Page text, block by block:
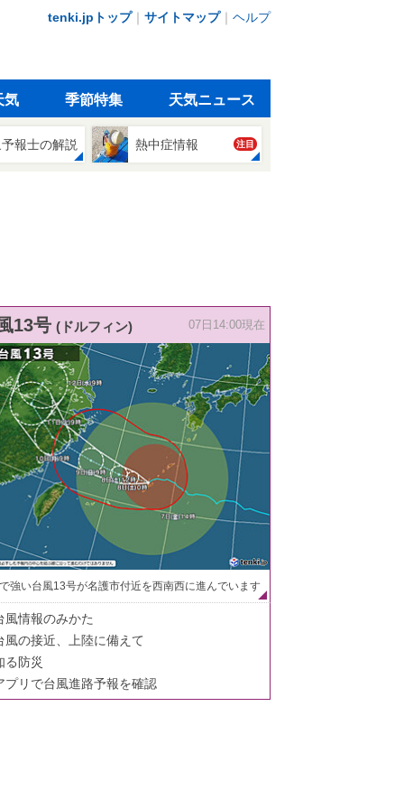
tenki.jpトップ｜ サイトマップ｜ ヘルプ
気 季節特集 天気ニュース
報士の解説 熱中症情報 注目
13号 (ドルフィン) 07日14:00現在
強い台風13号が名護市付近を西南西に進んでいます
風情報のみかた
風の接近、上陸に備えて
る防災
プリで台風進路予報を確認